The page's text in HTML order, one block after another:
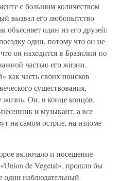
с большим количеством
вызвал его любопытство
объясняет один из его друзей:
один, потому что он не
он находится в Бразилии по
частью его жизни.
как часть своих поисков
существования,
жизнь. Он, в конце концов,
и музыкант, а все
на самом острие, на изломе
включало и посещение
de Vegetal», прошло бы
один наблюдательный